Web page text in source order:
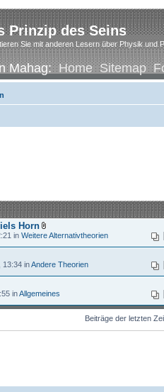
Prinzip des Seins
Sie mit anderen Lesern über Physik und
Mahag:Home Sitemap
Horn
in Weitere Alternativtheorien
13:34 inAndere Theorien
inAllgemeines
Beiträge der letzten